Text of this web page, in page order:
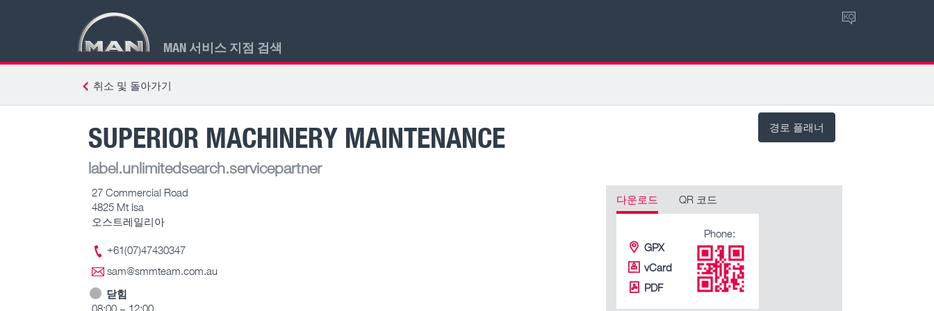
MAN 서비스 지점 검색
KO
취소 및 돌아가기
경로 플래너
SUPERIOR MACHINERY MAINTENANCE
label.unlimitedsearch.servicepartner
27 Commercial Road
4825 Mt Isa
오스트레일리아
+61(07)47430347
sam@smmteam.com.au
닫힘
08:00 – 12:00
다운로드 QR 코드
GPX
vCard
PDF
Phone: